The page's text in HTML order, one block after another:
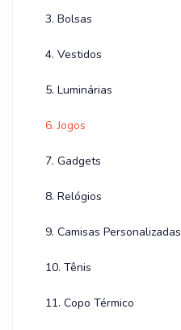
3. Bolsas
4. Vestidos
5. Luminárias
6. Jogos
7. Gadgets
8. Relógios
9. Camisas Personalizadas
10. Tênis
11. Copo Térmico